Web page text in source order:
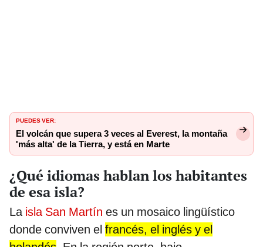
PUEDES VER:
El volcán que supera 3 veces al Everest, la montaña
'más alta' de la Tierra, y está en Marte
¿Qué idiomas hablan los habitantes
de esa isla?
La isla San Martín es un mosaico lingüístico
donde conviven el francés, el inglés y el